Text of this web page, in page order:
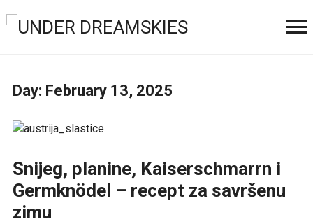
Day: February 13, 2025
Snijeg, planine, Kaiserschmarrn i
Germknödel – recept za savršenu
zimu